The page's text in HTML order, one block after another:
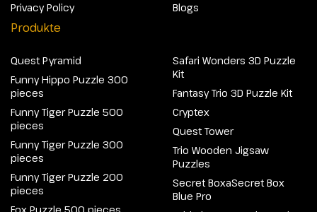
Privacy Policy
Blogs
Produkte
Quest Pyramid
Funny Hippo Puzzle 300
pieces
Funny Tiger Puzzle 500
pieces
Funny Tiger Puzzle 300
pieces
Funny Tiger Puzzle 200
pieces
Safari Wonders 3D Puzzle
Kit
Fantasy Trio 3D Puzzle Kit
Cryptex
Quest Tower
Trio Wooden Jigsaw
Puzzles
Secret BoxaSecret Box
Blue Pro